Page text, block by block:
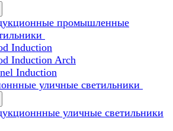
промышленные
Induction
Induction Arch
Induction
уличные светильники
уличные светильники